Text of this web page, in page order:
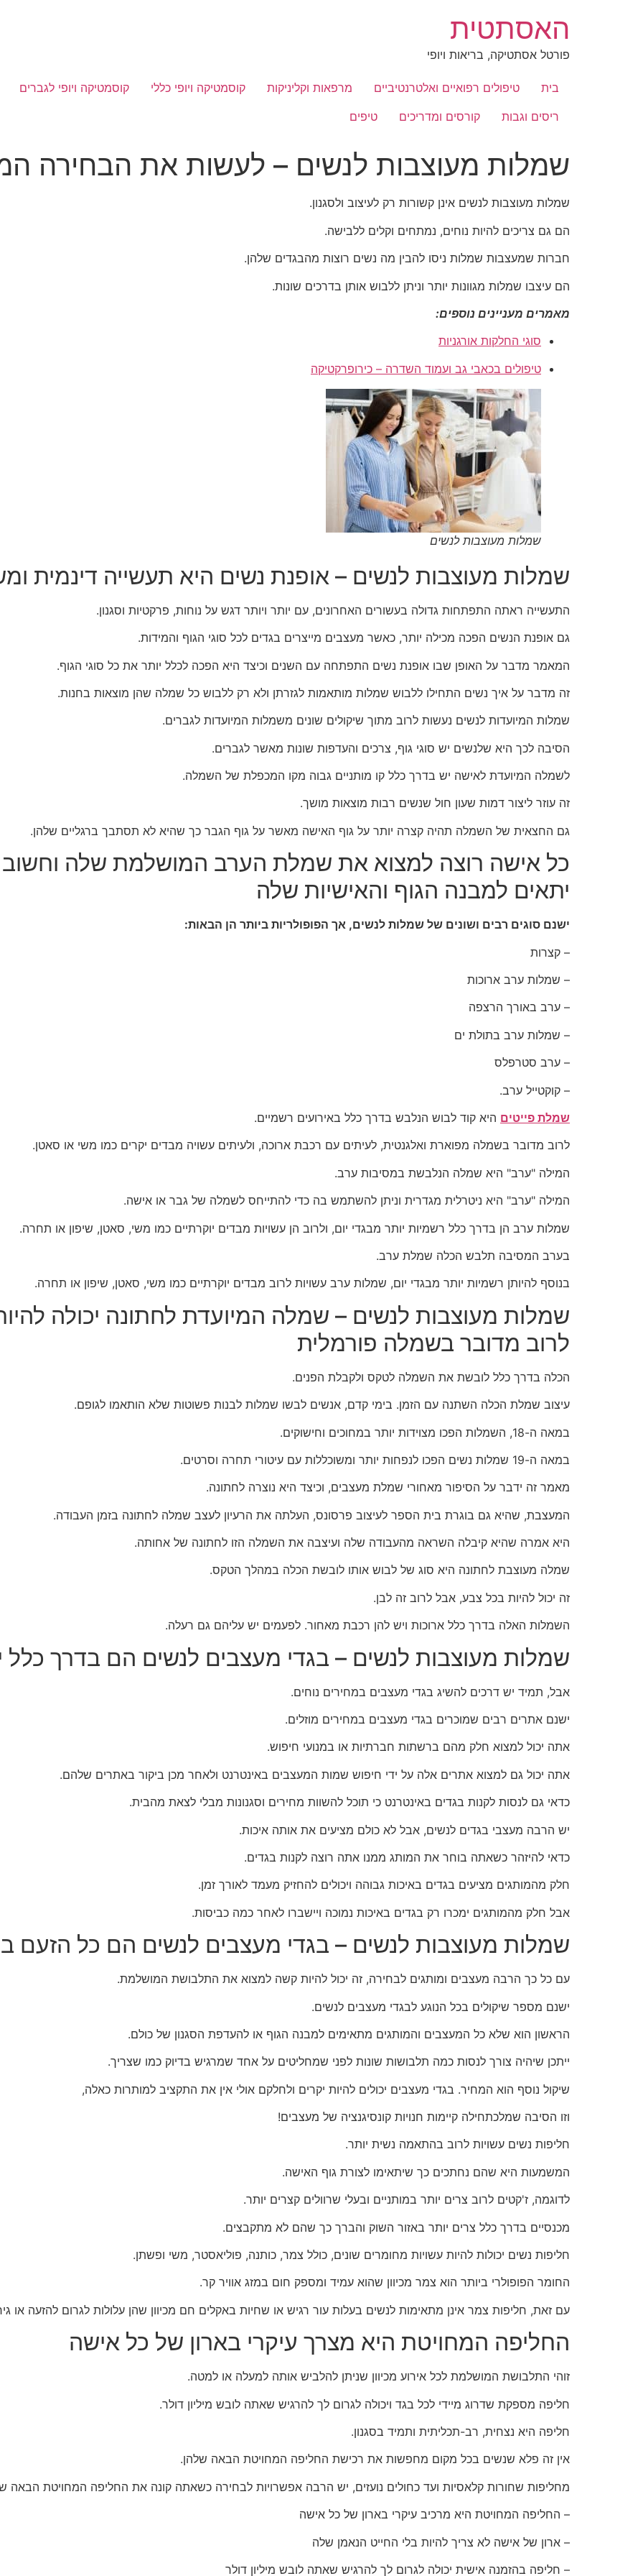
האסתטית
פורטל אסתטיקה, בריאות ויופי
בית טיפולים רפואיים ואלטרנטיביים מרפאות וקליניקות קוסמטיקה ויופי כללי
קוסמטיקה ויופי לגברים
ריסים וגבות
קורסים ומדריכים טיפים
שמלות מעוצבות לנשים – לעשות את הבחירה
שמלות מעוצבות לנשים אינן קשורות רק לעיצוב ולסגנון.
הם גם צריכים להיות נוחים, נמתחים וקלים ללבישה.
חברות שמעצבות שמלות ניסו להבין מה נשים רוצות מהבגדים שלהן.
הם עיצבו שמלות מגוונות יותר וניתן ללבוש אותן בדרכים שונות.
מאמרים מעניינים נוספים:
סוגי החלקות אורגניות
טיפולים בכאבי גב ועמוד השדרה – כירופרקטיקה
שמלות מעוצבות לנשים
שמלות מעוצבות לנשים – אופנת נשים היא תעשייה דינמית
התעשייה ראתה התפתחות גדולה בעשורים האחרונים, עם יותר ויותר דגש על נוחות, פרקטיות וסגנון.
גם אופנת הנשים הפכה מכילה יותר, כאשר מעצבים מייצרים בגדים לכל סוגי הגוף והמידות.
המאמר מדבר על האופן שבו אופנת נשים התפתחה עם השנים וכיצד היא הפכה לכלל יותר את כל סוגי הגוף.
זה מדבר על איך נשים התחילו ללבוש שמלות מותאמות לגזרתן ולא רק ללבוש כל שמלה שהן מוצאות בחנות.
שמלות המיועדות לנשים נעשות לרוב מתוך שיקולים שונים משמלות המיועדות לגברים.
הסיבה לכך היא שלנשים יש סוגי גוף, צרכים והעדפות שונות מאשר לגברים.
לשמלה המיועדת לאישה יש בדרך כלל קו מותניים גבוה מקו המכפלת של השמלה.
זה עוזר ליצור דמות שעון חול שנשים רבות מוצאות מושך.
גם החצאית של השמלה תהיה קצרה יותר על גוף האישה מאשר על גוף הגבר כך שהיא לא תסתבך ברגליים שלהן.
כל אישה רוצה למצוא את שמלת הערב המושלמת שלה
יתאים למבנה הגוף והאישיות שלה
ישנם סוגים רבים ושונים של שמלות לנשים, אך הפופולריות ביותר הן הבאות:
– קצרות
– שמלות ערב ארוכות
– ערב באורך הרצפה
– שמלות ערב בתולת ים
– ערב סטרפלס
– קוקטייל ערב.
שמלת פייטים היא קוד לבוש הנלבש בדרך כלל באירועים רשמיים.
לרוב מדובר בשמלה מפוארת ואלגנטית, לעיתים עם רכבת ארוכה, ולעיתים עשויה מבדים יקרים כמו משי או סאטן.
המילה "ערב" היא שמלה הנלבשת במסיבות ערב.
המילה "ערב" היא ניטרלית מגדרית וניתן להשתמש בה כדי להתייחס לשמלה של גבר או אישה.
שמלות ערב הן בדרך כלל רשמיות יותר מבגדי יום, ולרוב הן עשויות מבדים יוקרתיים כמו משי, סאטן, שיפון או תחרה.
בערב המסיבה תלבש הכלה שמלת ערב.
בנוסף להיותן רשמיות יותר מבגדי יום, שמלות ערב עשויות לרוב מבדים יוקרתיים כמו משי, סאטן, שיפון או תחרה.
שמלות מעוצבות לנשים – שמלה המיועדת לחתונה יכולה
לרוב מדובר בשמלה פורמלית
הכלה בדרך כלל לובשת את השמלה לטקס ולקבלת הפנים.
עיצוב שמלת הכלה השתנה עם הזמן. בימי קדם, אנשים לבשו שמלות לבנות פשוטות שלא הותאמו לגופם.
במאה ה-18, השמלות הפכו מצוידות יותר במחוכים וחישוקים.
במאה ה-19 שמלות נשים הפכו לנפחות יותר ומשוכללות עם עיטורי תחרה וסרטים.
מאמר זה ידבר על הסיפור מאחורי שמלת מעצבים, וכיצד היא נוצרה לחתונה.
המעצבת, שהיא גם בוגרת בית הספר לעיצוב פרסונס, העלתה את הרעיון לעצב שמלה לחתונה בזמן העבודה.
היא אמרה שהיא קיבלה השראה מהעבודה שלה ועיצבה את השמלה הזו לחתונה של אחותה.
שמלה מעוצבת לחתונה היא סוג של לבוש אותו לובשת הכלה במהלך הטקס.
זה יכול להיות בכל צבע, אבל לרוב זה לבן.
השמלות האלה בדרך כלל ארוכות ויש להן רכבת מאחור. לפעמים יש עליהם גם רעלה.
שמלות מעוצבות לנשים – בגדי מעצבים לנשים הם בדרך כלל
אבל, תמיד יש דרכים להשיג בגדי מעצבים במחירים נוחים.
ישנם אתרים רבים שמוכרים בגדי מעצבים במחירים מוזלים.
אתה יכול למצוא חלק מהם ברשתות חברתיות או במנועי חיפוש.
אתה יכול גם למצוא אתרים אלה על ידי חיפוש שמות המעצבים באינטרנט ולאחר מכן ביקור באתרים שלהם.
כדאי גם לנסות לקנות בגדים באינטרנט כי תוכל להשוות מחירים וסגנונות מבלי לצאת מהבית.
יש הרבה מעצבי בגדים לנשים, אבל לא כולם מציעים את אותה איכות.
כדאי להיזהר כשאתה בוחר את המותג ממנו אתה רוצה לקנות בגדים.
חלק מהמותגים מציעים בגדים באיכות גבוהה ויכולים להחזיק מעמד לאורך זמן.
אבל חלק מהמותגים ימכרו רק בגדים באיכות נמוכה ויישברו לאחר כמה כביסות.
שמלות מעוצבות לנשים – בגדי מעצבים לנשים הם כל הזעם
עם כל כך הרבה מעצבים ומותגים לבחירה, זה יכול להיות קשה למצוא את התלבושת המושלמת.
ישנם מספר שיקולים בכל הנוגע לבגדי מעצבים לנשים.
הראשון הוא שלא כל המעצבים והמותגים מתאימים למבנה הגוף או להעדפת הסגנון של כולם.
ייתכן שיהיה צורך לנסות כמה תלבושות שונות לפני שמחליטים על אחד שמרגיש בדיוק כמו שצריך.
שיקול נוסף הוא המחיר. בגדי מעצבים יכולים להיות יקרים ולחלקם אולי אין את התקציב למותרות כאלה,
וזו הסיבה שמלכתחילה קיימות חנויות קונסיגנציה של מעצבים!
חליפות נשים עשויות לרוב בהתאמה נשית יותר.
המשמעות היא שהם נחתכים כך שיתאימו לצורת גוף האישה.
לדוגמה, ז'קטים לרוב צרים יותר במותניים ובעלי שרוולים קצרים יותר.
מכנסיים בדרך כלל צרים יותר באזור השוק והברך כך שהם לא מתקבצים.
חליפות נשים יכולות להיות עשויות מחומרים שונים, כולל צמר, כותנה, פוליאסטר, משי ופשתן.
החומר הפופולרי ביותר הוא צמר מכיוון שהוא עמיד ומספק חום במזג אוויר קר.
עם זאת, חליפות צמר אינן מתאימות לנשים בעלות עור רגיש או שחיות באקלים חם מכיוון שהן עלולות לגרום להזעה או
החליפה המחויטת היא מצרך עיקרי בארון של כל אישה
זוהי התלבושת המושלמת לכל אירוע מכיוון שניתן להלביש אותה למעלה או למטה.
חליפה מספקת שדרוג מיידי לכל בגד ויכולה לגרום לך להרגיש שאתה לובש מיליון דולר.
חליפה היא נצחית, רב-תכליתית ותמיד בסגנון.
אין זה פלא שנשים בכל מקום מחפשות את רכישת החליפה המחויטת הבאה שלהן.
מחליפות שחורות קלאסיות ועד כחולים נועזים, יש הרבה אפשרויות לבחירה כשאתה קונה את החליפה המחויטת הבאה
– החליפה המחויטת היא מרכיב עיקרי בארון של כל אישה
– ארון של אישה לא צריך להיות בלי החייט הנאמן שלה
– חליפה בהזמנה אישית יכולה לגרום לך להרגיש שאתה לובש מיליון דולר